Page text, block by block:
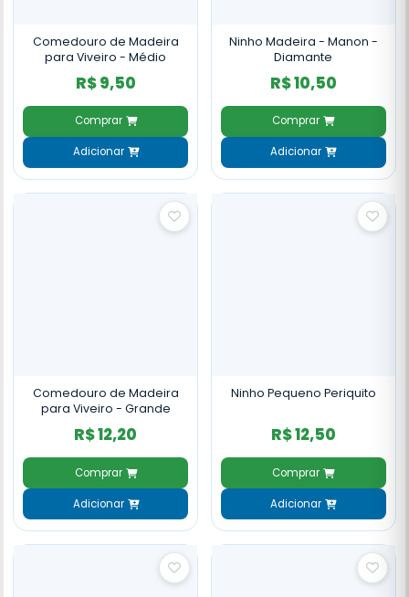
Comedouro de Madeira
para Viveiro - Médio
R$ 9,50
Comprar
Adicionar
Ninho Madeira - Manon -
Diamante
R$ 10,50
Comprar
Adicionar
Comedouro de Madeira
para Viveiro - Grande
R$ 12,20
Comprar
Adicionar
Ninho Pequeno Periquito
R$ 12,50
Comprar
Adicionar